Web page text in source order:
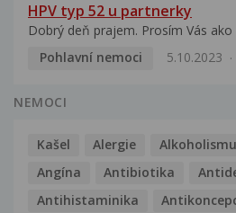
HPV typ 52 u partnerky
Dobrý deň prajem. Prosím Vás ako
Pohlavní nemoci
5.10.2023
NEMOCI
Kašel Alergie
Angína
Antibiotika
Antihistaminika